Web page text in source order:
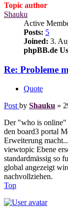
Topic author
Shauku
Active
Posts: 5
Joined: 3.
phpBB.de
Re: Probleme
Quote
Post by Shauku »
Der "who is
den board3 portal
Erweiterung
viewtopic Ebene
standardmässig so
global angezeigt
nachvollziehen.
Top